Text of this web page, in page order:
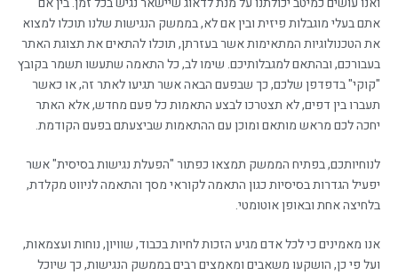
אתם בעלי מוגבלות פיזית ובין אם לא, בממשק הנגישות שלנו תוכלו למצוא
את הטכנולוגיות המתאימות אשר בעזרתן, תוכלו להתאים את תצוגת האתר
בעבורכם, ובהתאם למגבלותיכם. שימו לב, כל התאמה שתעשו תשמר בקובץ
"קוקי" בדפדפן שלכם, כך שבפעם הבאה אשר תגיעו לאתר זה, או כאשר
תעברו בין דפים, לא תצטרכו לבצע התאמות כל פעם מחדש, אלא האתר
יחכה לכם מראש מותאם ומוכן עם ההתאמות שביצעתם בפעם הקודמת.
לנוחיותכם, בפתיח הממשק תמצאו כפתור "הפעלת נגישות בסיסית" אשר
יפעיל הגדרות בסיסיות כגון התאמה לקוראי מסך והתאמה לניווט מקלדת,
בלחיצה אחת ובאופן אוטומטי.
אנו מאמינים כי לכל אדם מגיע הזכות לחיות בכבוד, שוויון, נוחות ועצמאות,
ועל פי כן, הושקעו משאבים ומאמצים רבים בממשק הנגישות, כך שיוכל